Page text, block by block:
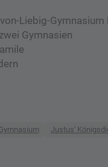
Liebig-Gymnasium
Gymnasien
Justus'